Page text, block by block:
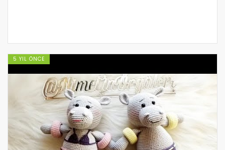
5 YIL ÖNCE